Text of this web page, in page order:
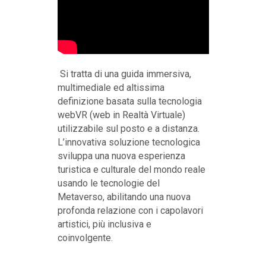
Si tratta di una guida immersiva,
multimediale ed altissima
definizione basata sulla tecnologia
webVR (web in Realtà Virtuale)
utilizzabile sul posto e a distanza.
L’innovativa soluzione tecnologica
sviluppa una nuova esperienza
turistica e culturale del mondo reale
usando le tecnologie del
Metaverso, abilitando una nuova
profonda relazione con i capolavori
artistici, più inclusiva e
coinvolgente.